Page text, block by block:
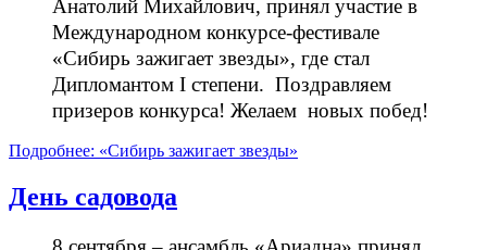
Анатолий Михайлович, принял участие в
Международном конкурсе-фестивале
«Сибирь зажигает звезды», где стал
Дипломантом I степени. Поздравляем
призеров конкурса! Желаем новых побед!
Подробнее: «Сибирь зажигает звезды»
День садовода